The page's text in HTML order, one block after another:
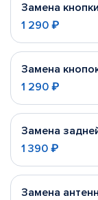
Замена
1 290 ₽
Замена
1 290 ₽
Замена
1 390 ₽
Замена